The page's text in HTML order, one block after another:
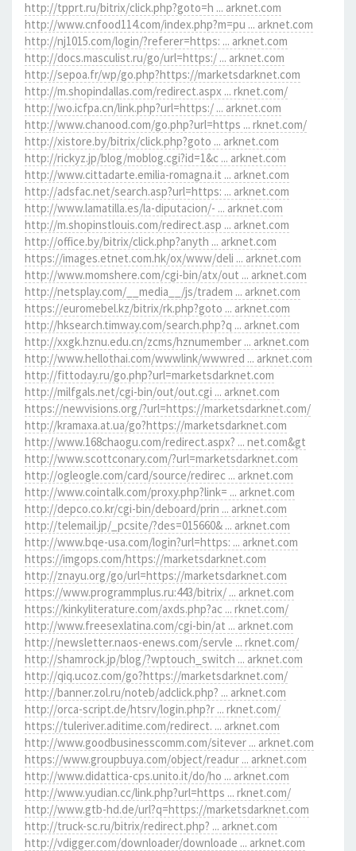
http://tpprt.ru/bitrix/click.php?goto=h ... arknet.com
http://www.cnfood114.com/index.php?m=pu ... arknet.com
http://nj1015.com/login/?referer=https: ... arknet.com
http://docs.masculist.ru/go/url=https:/ ... arknet.com
http://sepoa.fr/wp/go.php?https://marketsdarknet.com
http://m.shopindallas.com/redirect.aspx ... rknet.com/
http://wo.icfpa.cn/link.php?url=https:/ ... arknet.com
http://www.chanood.com/go.php?url=https ... rknet.com/
http://xistore.by/bitrix/click.php?goto ... arknet.com
http://rickyz.jp/blog/moblog.cgi?id=1&c ... arknet.com
http://www.cittadarte.emilia-romagna.it ... arknet.com
http://adsfac.net/search.asp?url=https: ... arknet.com
http://www.lamatilla.es/la-diputacion/- ... arknet.com
http://m.shopinstlouis.com/redirect.asp ... arknet.com
http://office.by/bitrix/click.php?anyth ... arknet.com
https://images.etnet.com.hk/ox/www/deli ... arknet.com
http://www.momshere.com/cgi-bin/atx/out ... arknet.com
http://netsplay.com/__media__/js/tradem ... arknet.com
https://euromebel.kz/bitrix/rk.php?goto ... arknet.com
http://hksearch.timway.com/search.php?q ... arknet.com
http://xxgk.hznu.edu.cn/zcms/hznumember ... arknet.com
http://www.hellothai.com/wwwlink/wwwred ... arknet.com
http://fittoday.ru/go.php?url=marketsdarknet.com
http://milfgals.net/cgi-bin/out/out.cgi ... arknet.com
https://newvisions.org/?url=https://marketsdarknet.com/
http://kramaxa.at.ua/go?https://marketsdarknet.com
http://www.168chaogu.com/redirect.aspx? ... net.com&gt
http://www.scottconary.com/?url=marketsdarknet.com
http://ogleogle.com/card/source/redirec ... arknet.com
http://www.cointalk.com/proxy.php?link= ... arknet.com
http://depco.co.kr/cgi-bin/deboard/prin ... arknet.com
http://telemail.jp/_pcsite/?des=015660& ... arknet.com
http://www.bqe-usa.com/login?url=https: ... arknet.com
https://imgops.com/https://marketsdarknet.com
http://znayu.org/go/url=https://marketsdarknet.com
https://www.programmplus.ru:443/bitrix/ ... arknet.com
https://kinkyliterature.com/axds.php?ac ... rknet.com/
http://www.freesexlatina.com/cgi-bin/at ... arknet.com
http://newsletter.naos-enews.com/servle ... rknet.com/
http://shamrock.jp/blog/?wptouch_switch ... arknet.com
http://qiq.ucoz.com/go?https://marketsdarknet.com/
http://banner.zol.ru/noteb/adclick.php? ... arknet.com
http://orca-script.de/htsrv/login.php?r ... rknet.com/
https://tuleriver.aditime.com/redirect. ... arknet.com
http://www.goodbusinesscomm.com/sitever ... arknet.com
https://www.groupbuya.com/object/readur ... arknet.com
http://www.didattica-cps.unito.it/do/ho ... arknet.com
http://www.yudian.cc/link.php?url=https ... rknet.com/
http://www.gtb-hd.de/url?q=https://marketsdarknet.com
http://truck-sc.ru/bitrix/redirect.php? ... arknet.com
http://vdigger.com/downloader/downloade ... arknet.com